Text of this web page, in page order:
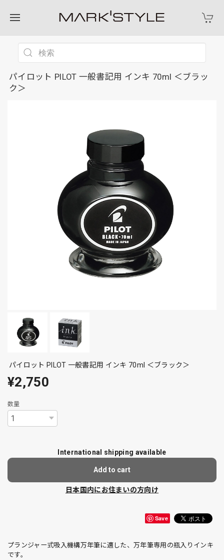
パイロット PILOT 一般書記用 インキ 70ml ＜ブラッ
ク＞
パイロット PILOT 一般書記用 インキ 70ml ＜ブラック＞
¥2,750
数量
International shipping available
Add to cart
日本国内にお住まいの方向け
Save
プランジャー式吸入機構万年筆に適した、万年筆専用の瓶入りインキ
です。